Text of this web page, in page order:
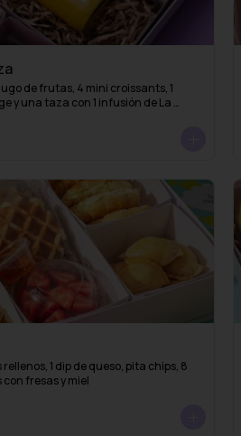
de frutas, 4 mini croissants, 1
y una taza con 1 infusión de La
1 dip de queso, pita chips, 8
fresas y miel